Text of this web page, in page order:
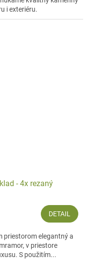
i exteriéru.
- 4x rezaný
DETAIL
priestorom elegantný a
v priestore
S použitím...